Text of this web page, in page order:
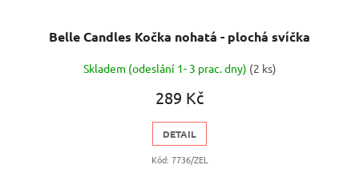
Belle Candles Kočka nohatá - plochá svíčka
Skladem (odeslání 1- 3 prac. dny) (2 ks)
289 Kč
DETAIL
Kód: 7736/ZEL